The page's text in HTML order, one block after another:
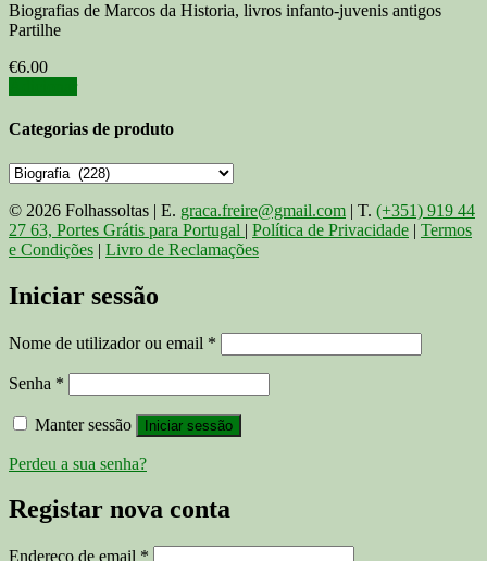
Biografias de Marcos da Historia, livros infanto-juvenis antigos
Partilhe
€6.00
Categorias de produto
© 2026 Folhassoltas | E. graca.freire@gmail.com | T. (+351) 919 44
27 63, Portes Grátis para Portugal | Política de Privacidade | Termos
e Condições | Livro de Reclamações
Iniciar sessão
Nome de utilizador ou email *
Senha *
Manter sessão Iniciar sessão
Perdeu a sua senha?
Registar nova conta
Endereço de email *